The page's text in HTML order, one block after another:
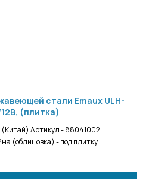
стали Emaux ULH-
(плитка)
(Китай) Артикул - 88041002
(облицовка) - под плитку ..